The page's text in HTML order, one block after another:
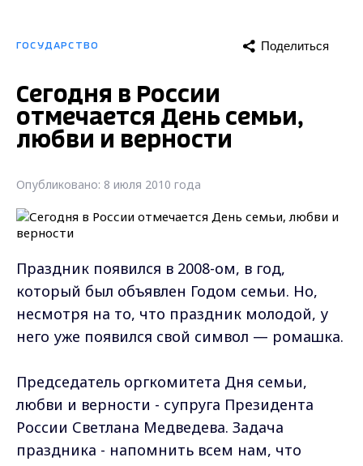
ГОСУДАРСТВО Поделиться
Сегодня в России
отмечается День семьи,
любви и верности
Опубликовано: 8 июля 2010 года
Праздник появился в 2008-ом, в год,
который был объявлен Годом семьи. Но,
несмотря на то, что праздник молодой, у
него уже появился свой символ — ромашка.
Председатель оргкомитета Дня семьи,
любви и верности - супруга Президента
России Светлана Медведева. Задача
праздника - напомнить всем нам, что